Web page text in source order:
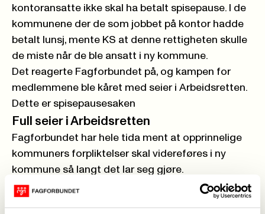
kontoransatte ikke skal ha betalt spisepause. I de
kommunene der de som jobbet på kontor hadde
betalt lunsj, mente KS at denne rettigheten skulle
de miste når de ble ansatt i ny kommune.
Det reagerte Fagforbundet på, og kampen for
medlemmene ble kåret med seier i Arbeidsretten.
Dette er spisepausesaken
Full seier i Arbeidsretten
Fagforbundet har hele tida ment at opprinnelige
kommuners forpliktelser skal videreføres i ny
kommune så langt det lar seg gjøre.
– Dommen i Arbeidsretten viser at vi har rett, den